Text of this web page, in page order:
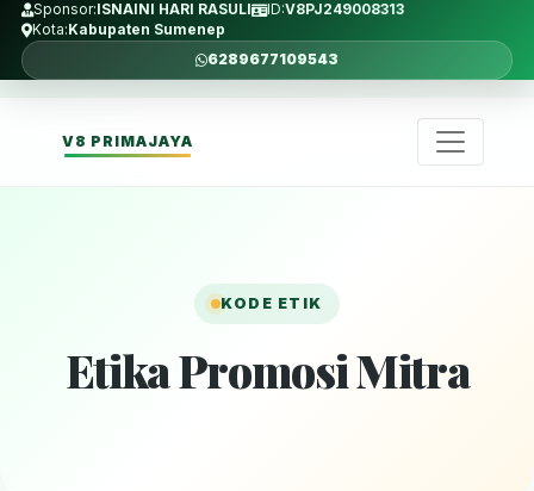
Sponsor: ISNAINI HARI RASULI ID:V8PJ249008313
Kota: Kabupaten Sumenep
6289677109543
V8 PRIMAJAYA
KODE ETIK
Etika Promosi Mitra